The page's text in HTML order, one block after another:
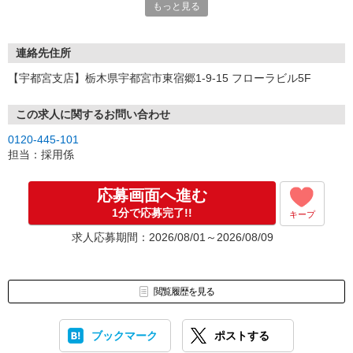
もっと見る
連絡先住所
【宇都宮支店】栃木県宇都宮市東宿郷1-9-15 フローラビル5F
この求人に関するお問い合わせ
0120-445-101
担当：採用係
応募画面へ進む
1分で応募完了!! キープ
求人応募期間：2026/08/01～2026/08/09
閲覧履歴を見る
ブックマーク ポストする